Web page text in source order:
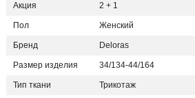
Акция 2 + 1
Пол Женский
Бренд Deloras
Размер изделия 34/134-44/164
Тип ткани Трикотаж